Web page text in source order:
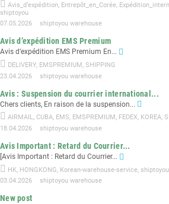
Avis_d’expédition Entrepôt_en_Corée
shiptoyou
07.05.2026
shiptoyou warehouse
Avis d’expédition EMS Premium
Avis d’expédition EMS Premium En...
DELIVERY, EMSPREMIUM, SHIPPING
23.04.2026
shiptoyou warehouse
Avis : Suspension du courrier international...
Chers clients, En raison de la suspension...
AIRMAIL, CUBA, EMS, EMSPREMIUM , FEDEX, KOREA,
18.04.2026
shiptoyou warehouse
Avis Important : Retard du Courrier...
[Avis Important : Retard du Courrier...
HK, HONGKONG, Korean-warehouse-service, shiptoyou
03.04.2026
shiptoyou warehouse
New post